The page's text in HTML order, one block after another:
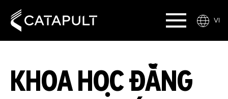
VI
KHOA HỌC ĐẰNG